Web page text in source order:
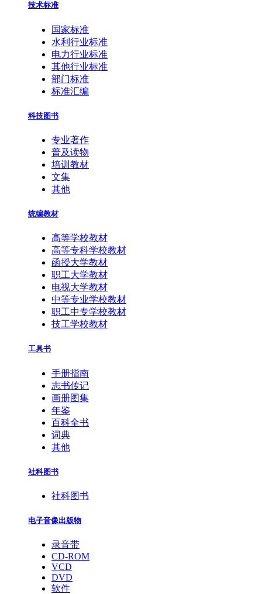
技术标准
国家标准
水利行业标准
电力行业标准
其他行业标准
部门标准
标准汇编
科技图书
专业著作
普及读物
培训教材
文集
其他
统编教材
高等学校教材
高等专科学校教材
函授大学教材
职工大学教材
电视大学教材
中等专业学校教材
职工中专学校教材
技工学校教材
工具书
手册指南
志书传记
画册图集
年鉴
百科全书
词典
其他
社科图书
社科图书
电子音像出版物
录音带
CD-ROM
VCD
DVD
软件